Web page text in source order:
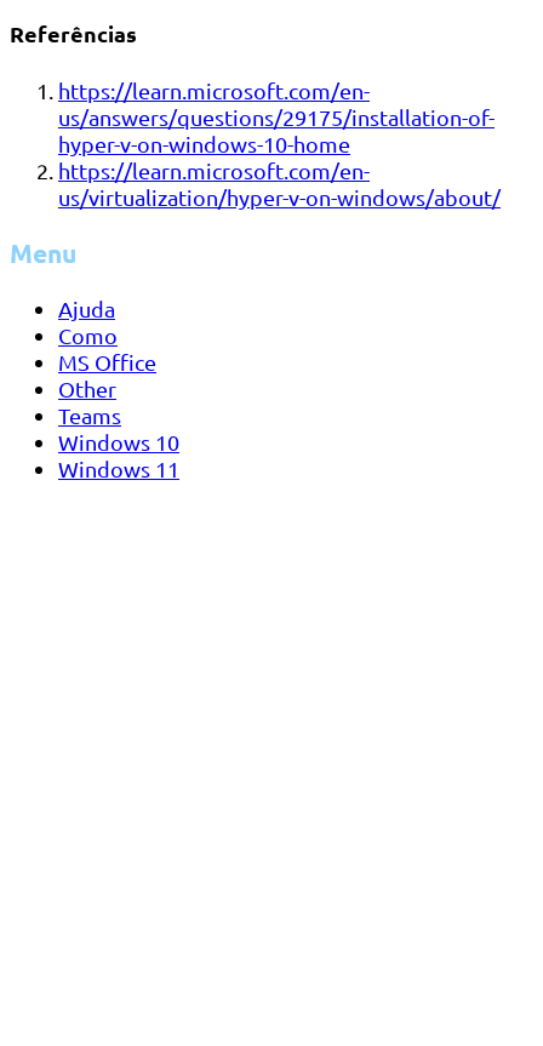
Referências
https://learn.microsoft.com/en-
us/answers/questions/29175/installation-of-
hyper-v-on-windows-10-home
https://learn.microsoft.com/en-
us/virtualization/hyper-v-on-windows/about/
Menu
Ajuda
Como
MS Office
Other
Teams
Windows 10
Windows 11